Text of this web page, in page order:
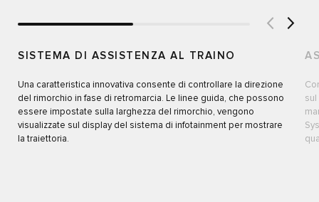
SISTEMA DI ASSISTENZA AL TRAINO
Una caratteristica innovativa consente di controllare la direzione
del rimorchio in fase di retromarcia. Le linee guida, che possono
essere impostate sulla larghezza del rimorchio, vengono
visualizzate sul display del sistema di infotainment per mostrare
la traiettoria.